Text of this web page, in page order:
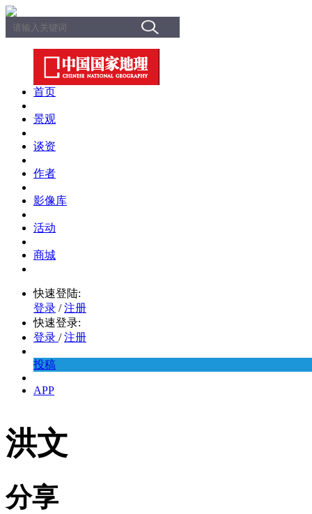
首页
景观
谈资
作者
影像库
活动
商城
快速登陆:
登录 / 注册
快速登录:
登录 / 注册
投稿
APP
洪文
分享